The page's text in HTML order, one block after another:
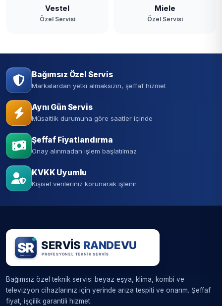
Vestel
Özel Servisi
Miele
Özel Servisi
Bağımsız Özel Servis
Markalardan yetki almaksızın, şeffaf hizmet
Aynı Gün Servis
Müsaitlik durumuna göre saatler içinde
Şeffaf Fiyatlandırma
Onay alınmadan işlem başlatılmaz
KVKK Uyumlu
Kişisel verileriniz korunarak işlenir
Bağımsız özel teknik servis: beyaz eşya, klima, kombi ve
televizyon cihazlarınız için yerinde arıza tespiti ve onarım. Şeffaf
fiyat, işçilik garantili hizmet.